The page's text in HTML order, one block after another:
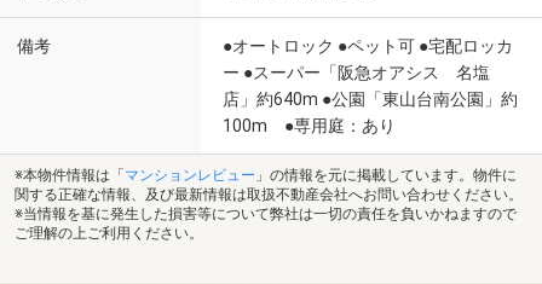
備考
●オートロック ●ペット可 ●宅配ロッカ
ー ●スーパー「阪急オアシス 名塩
店」約640m ●公園「東山台南公園」約
100m ●専用庭：あり
※本物件情報は「 マンションレビュー 」の情報を元に掲載しています。物件に
関する正確な情報、及び最新情報は取扱不動産会社へお問い合わせください。
※当情報を基に発生した損害等について弊社は一切の責任を負いかねますので
ご理解の上ご利用ください。